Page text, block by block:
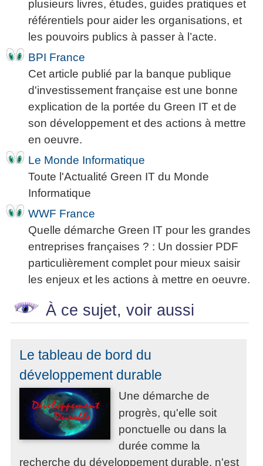
plusieurs livres, études, guides pratiques et
référentiels pour aider les organisations, et
les pouvoirs publics à passer à l’acte.
BPI France
Cet article publié par la banque publique
d'investissement française est une bonne
explication de la portée du Green IT et de
son développement et des actions à mettre
en oeuvre.
Le Monde Informatique
Toute l'Actualité Green IT du Monde
Informatique
WWF France
Quelle démarche Green IT pour les grandes
entreprises françaises ? : Un dossier PDF
particulièrement complet pour mieux saisir
les enjeux et les actions à mettre en oeuvre.
À ce sujet, voir aussi
Le tableau de bord du
développement durable
Une démarche de
progrès, qu'elle soit
ponctuelle ou dans la
durée comme la
recherche du développement durable, n'est